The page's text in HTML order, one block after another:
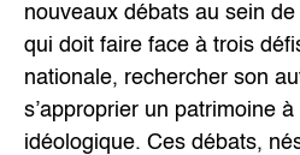
nouveaux débats au sein
qui doit faire face à trois
nationale, rechercher son
s’approprier un patrimoine
idéologique. Ces débats,